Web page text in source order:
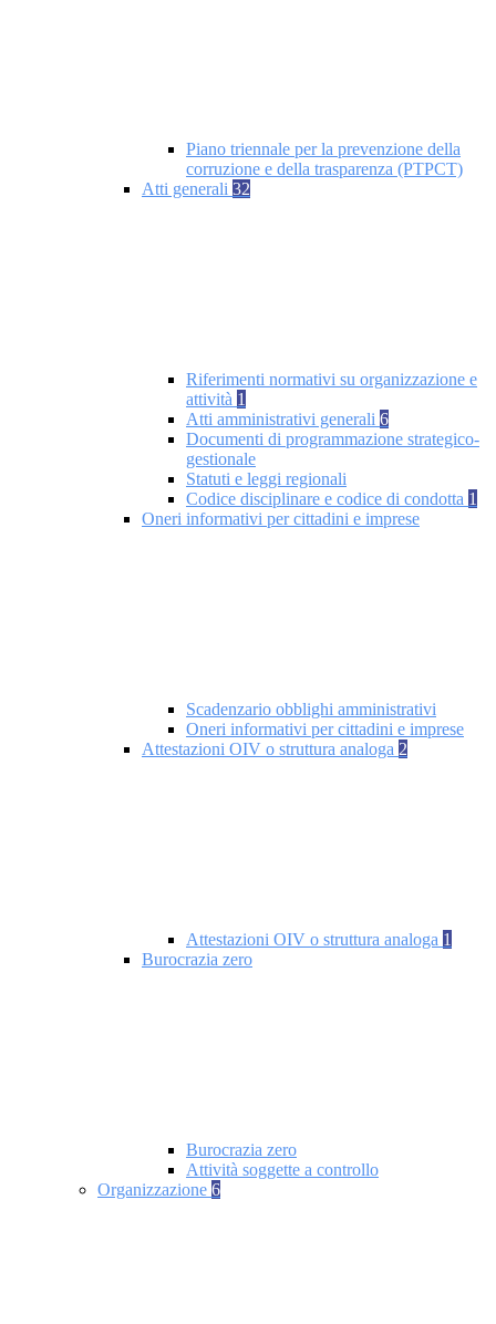
Piano triennale per la prevenzione della
corruzione e della trasparenza (PTPCT)
Atti generali 32
Riferimenti normativi su organizzazione e
attività 1
Atti amministrativi generali 6
Documenti di programmazione strategico-
gestionale
Statuti e leggi regionali
Codice disciplinare e codice di condotta 1
Oneri informativi per cittadini e imprese
Scadenzario obblighi amministrativi
Oneri informativi per cittadini e imprese
Attestazioni OIV o struttura analoga 2
Attestazioni OIV o struttura analoga 1
Burocrazia zero
Burocrazia zero
Attività soggette a controllo
Organizzazione 6